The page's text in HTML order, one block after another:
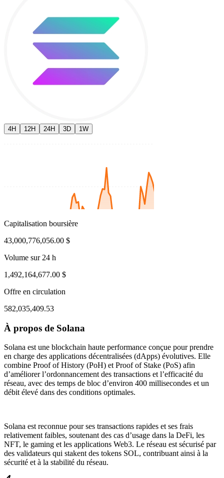
4H 12H 24H 3D 1W
1, 01:54 AM
Capitalisation boursière
43,000,776,056.00 $
Volume sur 24 h
1,492,164,677.00 $
Offre en circulation
582,035,409.53
À propos de Solana
Solana est une blockchain haute performance conçue pour prendre
en charge des applications décentralisées (dApps) évolutives. Elle
combine Proof of History (PoH) et Proof of Stake (PoS) afin
d’améliorer l’ordonnancement des transactions et l’efficacité du
réseau, avec des temps de bloc d’environ 400 millisecondes et un
débit élevé dans des conditions optimales.
Solana est reconnue pour ses transactions rapides et ses frais
relativement faibles, soutenant des cas d’usage dans la DeFi, les
NFT, le gaming et les applications Web3. Le réseau est sécurisé par
des validateurs qui stakent des tokens SOL, contribuant ainsi à la
sécurité et à la stabilité du réseau.